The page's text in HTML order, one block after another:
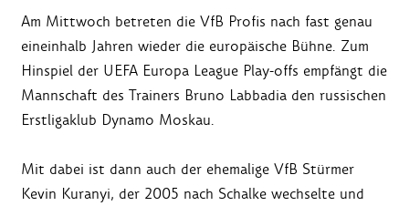
Am Mittwoch betreten die VfB Profis nach fast genau
eineinhalb Jahren wieder die europäische Bühne. Zum
Hinspiel der UEFA Europa League Play-offs empfängt die
Mannschaft des Trainers Bruno Labbadia den russischen
Erstligaklub Dynamo Moskau.
Mit dabei ist dann auch der ehemalige VfB Stürmer
Kevin Kuranyi, der 2005 nach Schalke wechselte und